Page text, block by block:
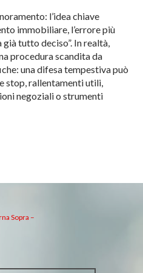
l’idea chiave
immobiliare, l’errore più
tutto deciso”. In realtà,
procedura scandita da
una difesa tempestiva può
stop, rallentamenti utili,
negoziali o strumenti
Sopra –